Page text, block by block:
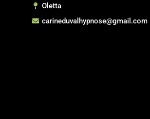
Oletta
carineduvalhypnose@gmail.com